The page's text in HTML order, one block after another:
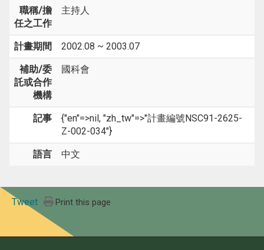
職稱/擔
任之工作
主持人
計畫期間 2002.08 ~ 2003.07
補助/委
託或合作
機構
國科會
記事
{"en"=>nil, "zh_tw"=>"計畫編號NSC91-2625-
Z-002-034"}
語言 中文
Tweet Print this page